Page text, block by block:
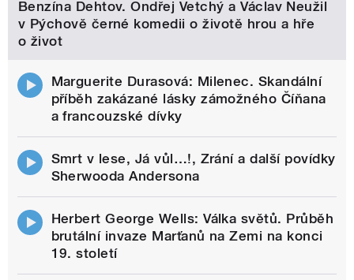
Benzína Dehtov. Ondřej Vetchý a Václav Neužil
v Pýchově černé komedii o životě hrou a hře
o život
Marguerite Durasová: Milenec. Skandální
příběh zakázané lásky zámožného Číňana
a francouzské dívky
Smrt v lese, Já vůl…!, Zrání a další povídky
Sherwooda Andersona
Herbert George Wells: Válka světů. Průběh
brutální invaze Marťanů na Zemi na konci
19. století